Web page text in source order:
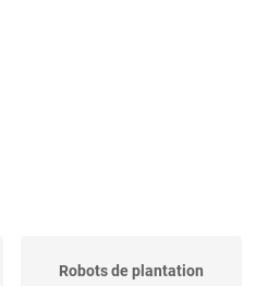
Robots de plantation